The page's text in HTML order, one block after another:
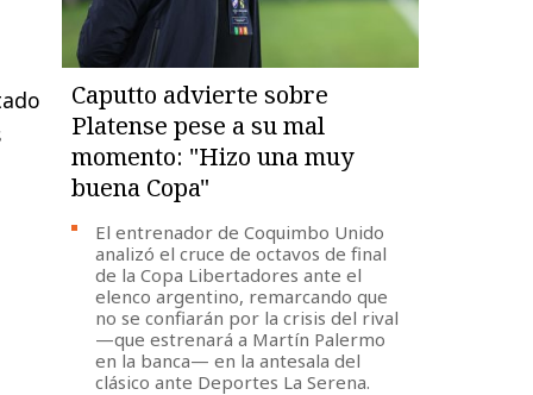
Caputto advierte sobre
Platense pese a su mal
momento: "Hizo una muy
buena Copa"
El entrenador de Coquimbo Unido
analizó el cruce de octavos de final
de la Copa Libertadores ante el
elenco argentino, remarcando que
no se confiarán por la crisis del rival
—que estrenará a Martín Palermo
en la banca— en la antesala del
clásico ante Deportes La Serena.